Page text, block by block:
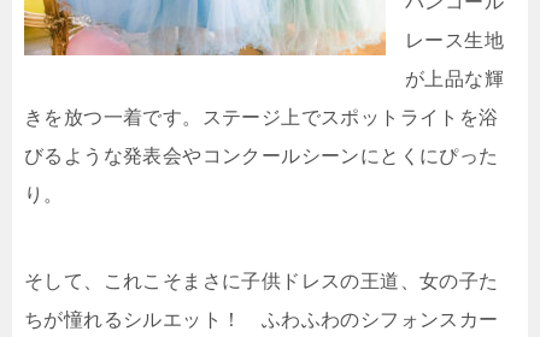
レース生地
が上品な輝
きを放つ一着です。ステージ上でスポットライトを浴
びるような発表会やコンクールシーンにとくにぴった
り。
そして、これこそまさに子供ドレスの王道、女の子た
ちが憧れるシルエット！ ふわふわのシフォンスカー